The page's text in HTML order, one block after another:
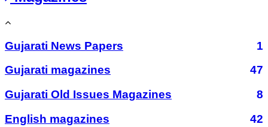
Gujarati News Papers
1
Gujarati magazines
47
Gujarati Old Issues Magazines
8
English magazines
42